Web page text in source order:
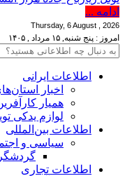
ادامه ...
Thursday, 6 August , 2026
امروز : پنج شنبه, ۱۵ مرداد , ۱۴۰۵
اطلاعات‌ ‎ایرانی
اخبار
همیار
لوازم یدکی
اطلاعات بین‌المللی
سیاسی و
اطلاعات تجاری